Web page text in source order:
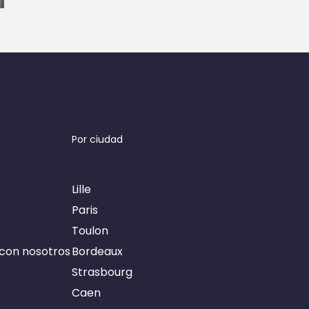
nosotros
Por ciudad
Lille
Paris
Toulon
Bordeaux
Strasbourg
Caen